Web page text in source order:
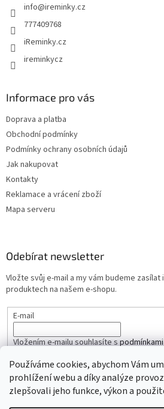
Používáme cookies, abychom Vám
prohlížení webu a díky analýze
zlepšovali jeho funkce, výkon a
info@ireminky.cz
777409768
iReminky.cz
ireminkycz
Informace pro vás
Doprava a platba
Obchodní podmínky
Podmínky ochrany osobních údajů
Jak nakupovat
Kontakty
Reklamace a vrácení zboží
Mapa serveru
Odebírat newsletter
Vložte svůj e-mail a my vám budeme
produktech na našem e-shopu.
E-mail
Vložením e-mailu souhlasíte s
PŘIHLÁSIT SE